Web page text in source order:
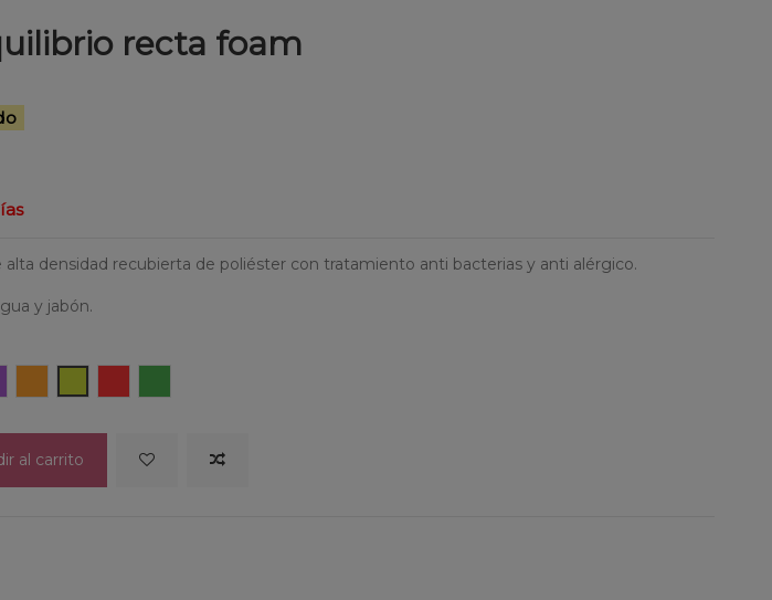
recta foam
alta densidad recubierta de poliéster con tratamiento anti bacterias y anti alérgico.
y jabón.
al carrito